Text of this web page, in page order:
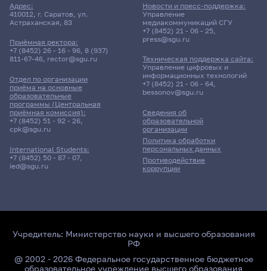
Адрес:
410012, г. Саратов, ул.
Астраханская, 83
Приёмная ректора:
+7 (8452) 26 - 16 - 96, 8 (937)
811-67-46, rector@sgu.ru
Отдел по организации
приёма на основные
образовательные
программы (Центральная
приёмная комиссия):
+7 (8452) 51 - 92 - 26,
cpk@sgu.ru
International Students:
+7 (8452) 50 - 87 - 07,
ied@sgu.ru
Сведения об
образовательной
организации
Политика обработки
персональных данных
Противодействие
коррупции
Новости и пресс-поддержка:
Управление
медиакоммуникаций СГУ
+7 (8452) 21 - 06 - 25,
press@sgu.ru
Техническая поддержка сайта:
Управление цифровых и
информационных технологий
+7 (8452) 21 - 06 - 64,
bessonov@sgu.ru
Учредитель: Министерство науки и высшего образования
РФ
@ 2002 - 2026 Федеральное государственное бюджетное
образовательное учреждение высшего образования